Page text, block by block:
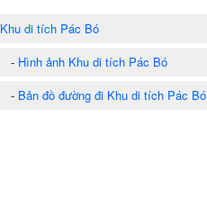
Khu di tích Pác Bó
- Hình ảnh Khu di tích Pác Bó
- Bản đồ đường đi Khu di tích Pác Bó